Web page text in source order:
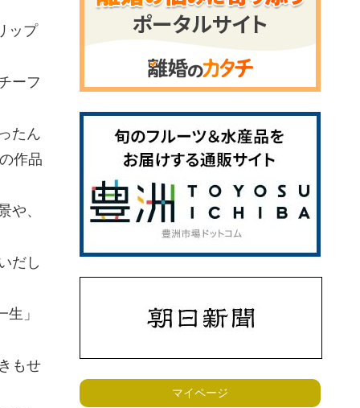
ップ
ーフ
たん
作品
や、
だし
」
もせ
マイページ